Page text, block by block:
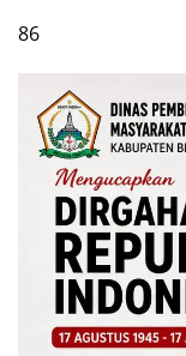
86